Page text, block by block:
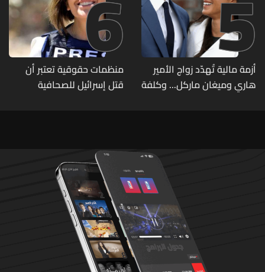
أزمة مالية تُهدّد زواج الأمير
هاري وميغان ماركل... وكلفة
منظمات حقوقية تعتبر أن
قتل إسرائيل للصحافية